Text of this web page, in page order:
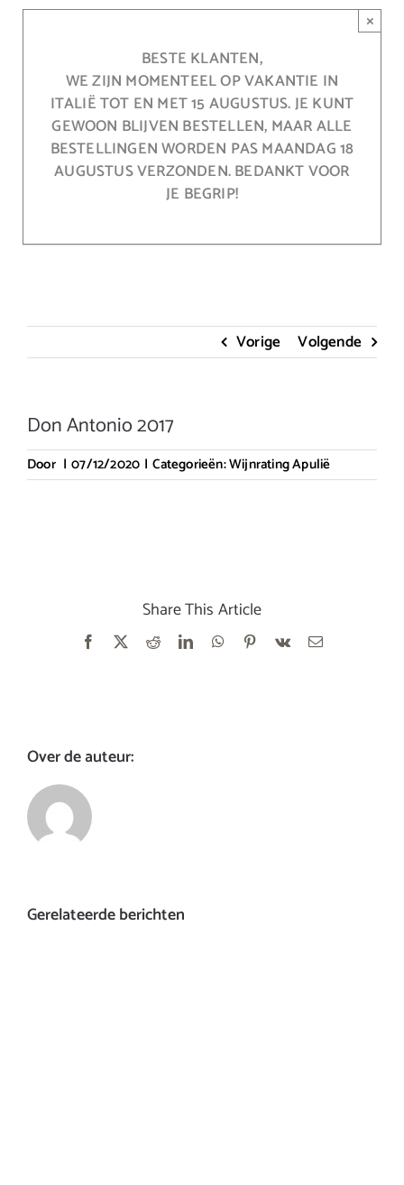
BESTE KLANTEN,
WE ZIJN MOMENTEEL OP VAKANTIE IN
ITALIË TOT EN MET 15 AUGUSTUS. JE KUNT
GEWOON BLIJVEN BESTELLEN, MAAR ALLE
BESTELLINGEN WORDEN PAS MAANDAG 18
AUGUSTUS VERZONDEN. BEDANKT VOOR
JE BEGRIP!
×
Vorige Volgende
Don Antonio 2017
Door | 07/12/2020 | Categorieën:Wijnrating Apulië
Share This Article
Facebook RedditLinkedInWhatsApp
Pinterest
Vk
E-
Over de auteur:
Gerelateerde berichten